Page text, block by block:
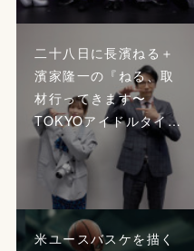
二十八日に長濱ねる＋
濱家隆一の『ねる、取
材行ってきます〜
TOKYOアイドルタイ…
米ユースバスケを描く